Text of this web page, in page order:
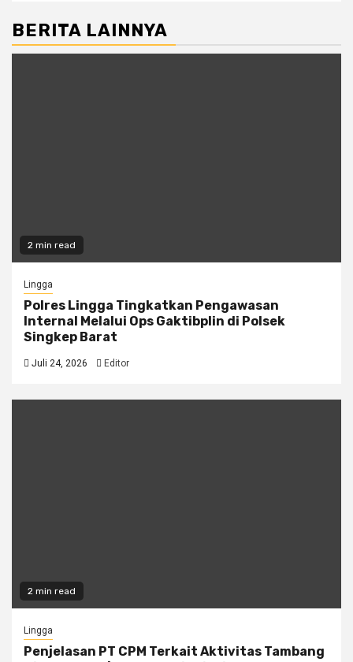
BERITA LAINNYA
2 min read
Lingga
Polres Lingga Tingkatkan Pengawasan
Internal Melalui Ops Gaktibplin di Polsek
Singkep Barat
Juli 24, 2026 Editor
2 min read
Lingga
Penjelasan PT CPM Terkait Aktivitas Tambang